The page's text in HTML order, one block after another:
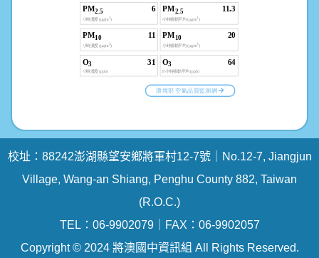
校址：88242澎湖縣望安鄉將軍村12-7號｜No.12-7, Jiangjun
Village, Wang-an Shiang, Penghu County 882, Taiwan
(R.O.C.)
TEL：06-9902079｜FAX：06-9902057
Copyright © 2024 將澳國中資訊組 All Rights Reserved.